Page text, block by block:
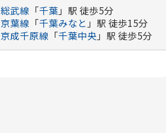
総武線 「千葉 」駅 徒歩5分
京葉線 「千葉みなと 」駅 徒歩15分
京成千原線 「千葉中央 」駅 徒歩5分